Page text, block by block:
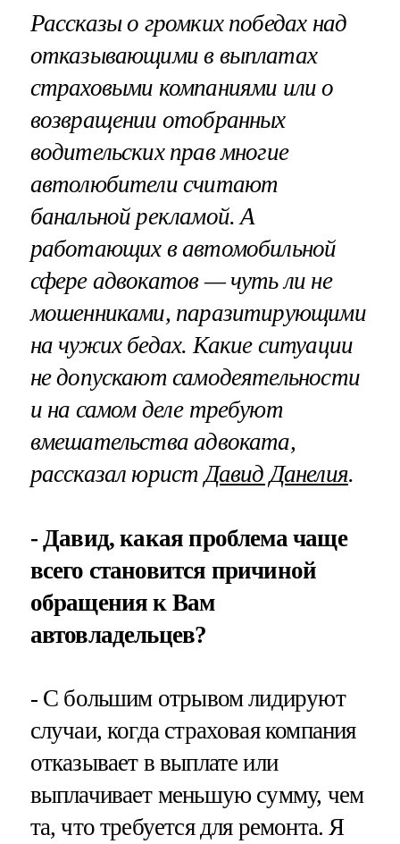
Рассказы о громких победах над
отказывающими в выплатах
страховыми компаниями или о
возвращении отобранных
водительских прав многие
автолюбители считают
банальной рекламой. А
работающих в автомобильной
сфере адвокатов — чуть ли не
мошенниками, паразитирующими
на чужих бедах. Какие ситуации
не допускают самодеятельности
и на самом деле требуют
вмешательства адвоката,
рассказал юристДавид Данелия.
- Давид, какая проблема чаще
всего становится причиной
обращения к Вам
автовладельцев?
- С большим отрывом лидируют
случаи, когда страховая компания
отказывает в выплате или
выплачивает меньшую сумму, чем
та, что требуется для ремонта. Я